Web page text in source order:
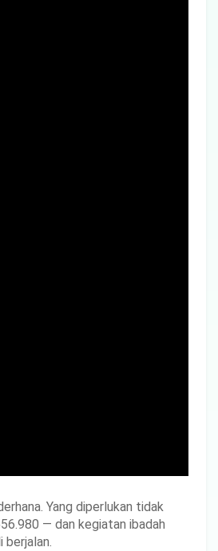
Yang diperlukan tidak
— dan kegiatan ibadah
berjalan.